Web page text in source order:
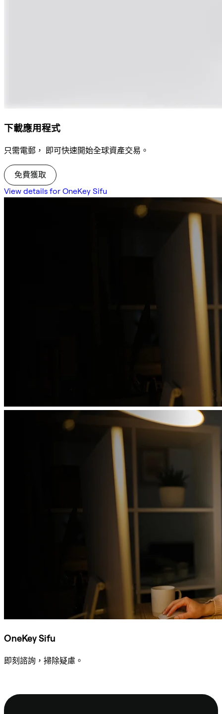
下載應用程式
只需電郵， 即可快速開始全球資產交易。
免費獲取
View details for OneKey Sifu
OneKey Sifu
即刻諮詢，掃除疑慮。